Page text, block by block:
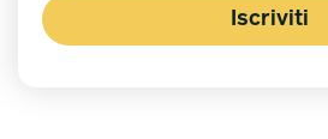
Iscriviti